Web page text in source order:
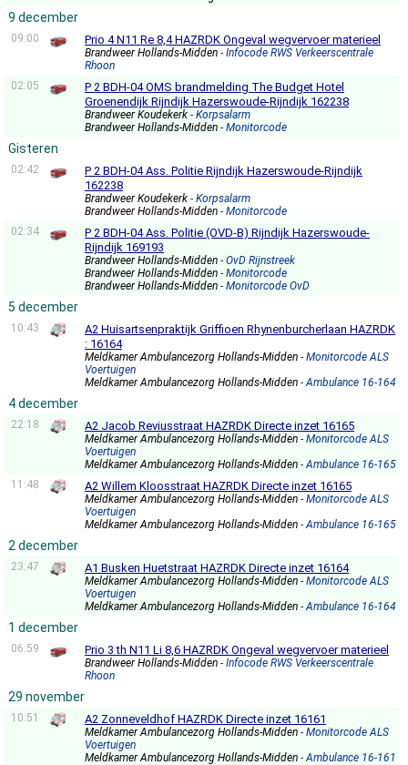
9 december
09:00 Prio 4 N11 Re 8,4 HAZRDK Ongeval wegvervoer materieel
Brandweer Hollands-Midden - Infocode RWS Verkeerscentrale
Rhoon
02:05
P 2 BDH-04 OMS brandmelding The Budget Hotel
Groenendijk Rijndijk Hazerswoude-Rijndijk 162238
Brandweer Koudekerk - Korpsalarm
Brandweer Hollands-Midden - Monitorcode
Gisteren
02:42
P 2 BDH-04 Ass. Politie Rijndijk Hazerswoude-Rijndijk
162238
Brandweer Koudekerk - Korpsalarm
Brandweer Hollands-Midden - Monitorcode
02:34
P 2 BDH-04 Ass. Politie (OVD-B) Rijndijk Hazerswoude-
Rijndijk 169193
Brandweer Hollands-Midden - OvD Rijnstreek
Brandweer Hollands-Midden - Monitorcode
Brandweer Hollands-Midden - Monitorcode OvD
5 december
10:43
A2 Huisartsenpraktijk Griffioen Rhynenburcherlaan HAZRDK
: 16164
Meldkamer Ambulancezorg Hollands-Midden - Monitorcode ALS
Voertuigen
Meldkamer Ambulancezorg Hollands-Midden - Ambulance 16-164
4 december
22:18 A2 Jacob Reviusstraat HAZRDK Directe inzet 16165
Meldkamer Ambulancezorg Hollands-Midden - Monitorcode ALS
Voertuigen
Meldkamer Ambulancezorg Hollands-Midden - Ambulance 16-165
11:48
A2 Willem Kloosstraat HAZRDK Directe inzet 16165
Meldkamer Ambulancezorg Hollands-Midden - Monitorcode ALS
Voertuigen
Meldkamer Ambulancezorg Hollands-Midden - Ambulance 16-165
2 december
23:47 A1 Busken Huetstraat HAZRDK Directe inzet 16164
Meldkamer Ambulancezorg Hollands-Midden - Monitorcode ALS
Voertuigen
Meldkamer Ambulancezorg Hollands-Midden - Ambulance 16-164
1 december
06:59 Prio 3 th N11 Li 8,6 HAZRDK Ongeval wegvervoer materieel
Brandweer Hollands-Midden - Infocode RWS Verkeerscentrale
Rhoon
29 november
10:51 A2 Zonneveldhof HAZRDK Directe inzet 16161
Meldkamer Ambulancezorg Hollands-Midden - Monitorcode ALS
Voertuigen
Meldkamer Ambulancezorg Hollands-Midden - Ambulance 16-161